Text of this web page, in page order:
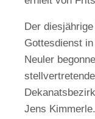
Der
Gottesdienst
Neuler
Jens